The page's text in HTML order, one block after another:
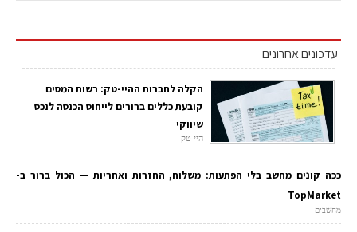
עדכונים אחרונים
הקלה לחברות ההיי-טק: רשות המסים
קובעת כללים ברורים לייחוס הכנסה לנכס
שיווקי
היי טק
ככה קונים מחשב בלי הפתעות: משלוח, החזרות ואחריות — הכול ברור ב-
TopMarket
מחשבים